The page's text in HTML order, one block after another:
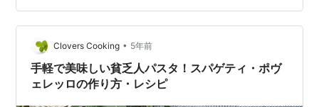
です。ウソじゃありませんよ、ホントにこれだけです。
パスタと云えばトッピングにガリガリ…
Clovers Cooking • 5年前
手軽で美味しい貧乏人パスタ！スパゲティ・ポヴ
ェレッロの作り方・レシピ